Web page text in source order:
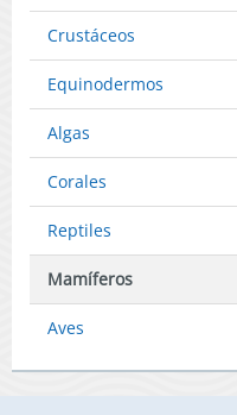
Crustáceos
Equinodermos
Algas
Corales
Reptiles
Mamíferos
Aves